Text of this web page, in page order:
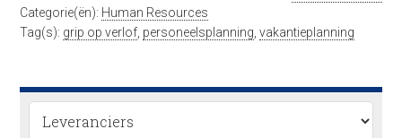
Categorie(ën): Human Resources
Tag(s): grip op verlof personeelsplanning ,vakantieplanning